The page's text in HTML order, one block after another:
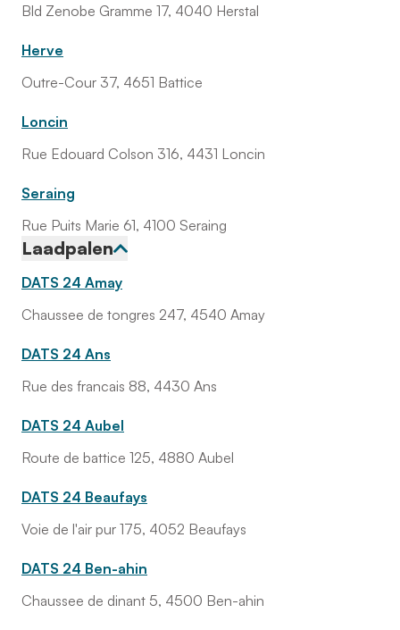
Bld Zenobe Gramme 17, 4040 Herstal
Herve
Outre-Cour 37, 4651 Battice
Loncin
Rue Edouard Colson 316, 4431 Loncin
Seraing
Rue Puits Marie 61, 4100 Seraing
Laadpalen
DATS 24 Amay
Chaussee de tongres 247, 4540 Amay
DATS 24 Ans
Rue des francais 88, 4430 Ans
DATS 24 Aubel
Route de battice 125, 4880 Aubel
DATS 24 Beaufays
Voie de l'air pur 175, 4052 Beaufays
DATS 24 Ben-ahin
Chaussee de dinant 5, 4500 Ben-ahin